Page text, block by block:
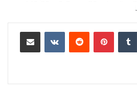
بينتيريست
مشاركة عبر البريد